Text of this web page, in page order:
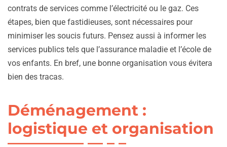
contrats de services comme l’électricité ou le gaz. Ces
étapes, bien que fastidieuses, sont nécessaires pour
minimiser les soucis futurs. Pensez aussi à informer les
services publics tels que l’assurance maladie et l’école de
vos enfants. En bref, une bonne organisation vous évitera
bien des tracas.
Déménagement :
logistique et organisation